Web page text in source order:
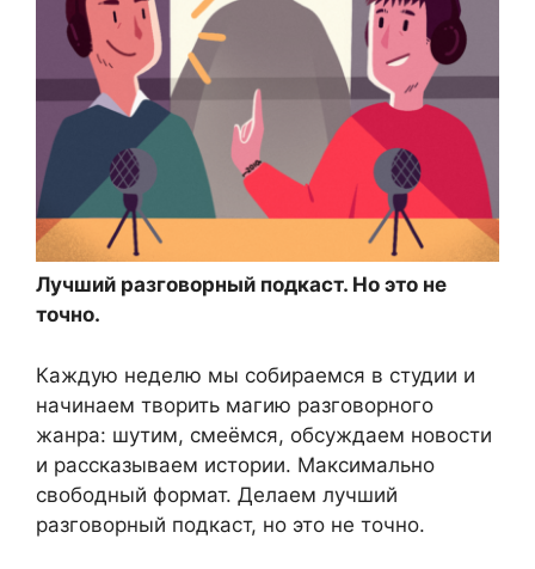
Лучший разговорный подкаст. Но это не
точно.
Каждую неделю мы собираемся в студии и
начинаем творить магию разговорного
жанра: шутим, смеёмся, обсуждаем новости
и рассказываем истории. Максимально
свободный формат. Делаем лучший
разговорный подкаст, но это не точно.